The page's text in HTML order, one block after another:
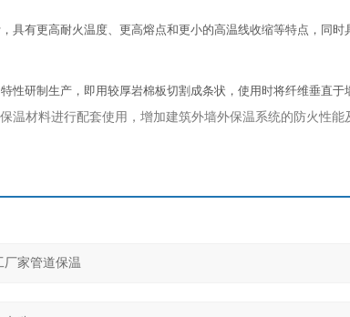
具有更高耐火温度、更高熔点和更小的高温线收缩等特点，同
性研制生产，即用较厚岩棉板切割成条状，使用时将纤维垂直于
温材料进行配套使用，增加建筑外墙外保温系统的防火性能